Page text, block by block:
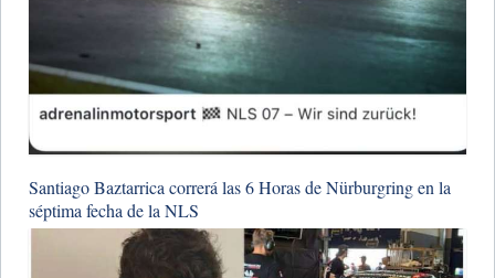
Santiago Baztarrica correrá las 6 Horas de Nürburgring en la
séptima fecha de la NLS